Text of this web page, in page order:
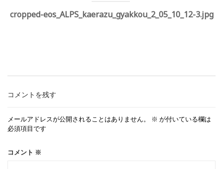
稿
ゲ
ー
シ
cropped-eos_ALPS_kaerazu_gyakkou_2_05_10_12-3.jpg
コメントを残す
メールアドレスが公開されることはありません。 ※ が付いている欄は
必須項目です
コメント ※